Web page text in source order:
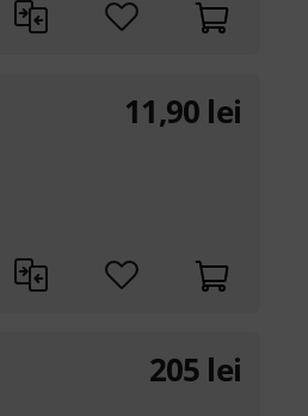
11,90 lei
205 lei